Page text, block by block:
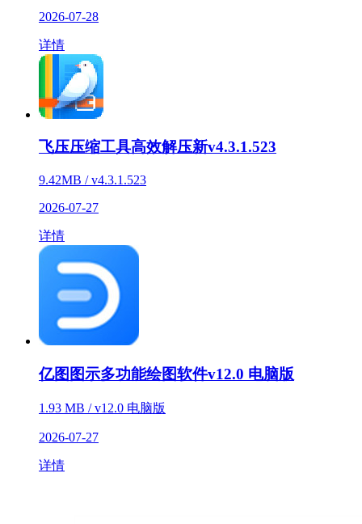
2026-07-28
详情
飞压压缩工具高效解压新v4.3.1.523
9.42MB / v4.3.1.523
2026-07-27
详情
亿图图示多功能绘图软件v12.0 电脑版
1.93 MB / v12.0 电脑版
2026-07-27
详情